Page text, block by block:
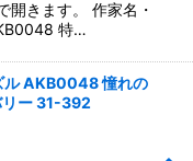
開きます。 作家名・
特…
AKB0048 憧れの
リー 31-392